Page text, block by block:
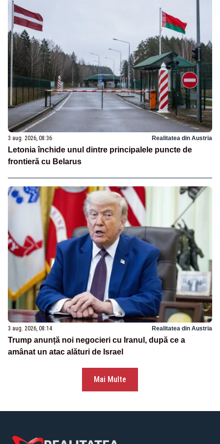
3 aug. 2026, 08:36 Realitatea din Austria
Letonia închide unul dintre principalele puncte de
frontieră cu Belarus
3 aug. 2026, 08:14 Realitatea din Austria
Trump anunță noi negocieri cu Iranul, după ce a
amânat un atac alături de Israel
Mai Multe